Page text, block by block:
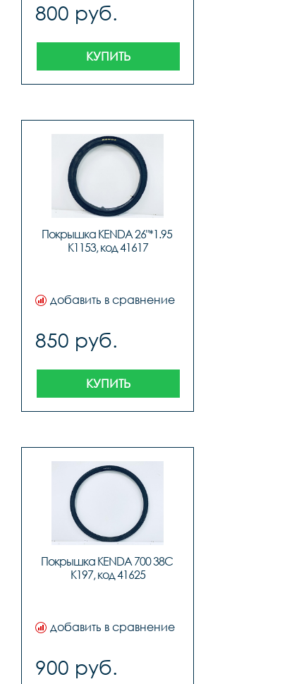
800 руб.
КУПИТЬ
Покрышка KENDA 26"*1.95
K1153, код 41617
добавить в сравнение
850 руб.
КУПИТЬ
Покрышка KENDA 700 38C
K197, код 41625
добавить в сравнение
900 руб.